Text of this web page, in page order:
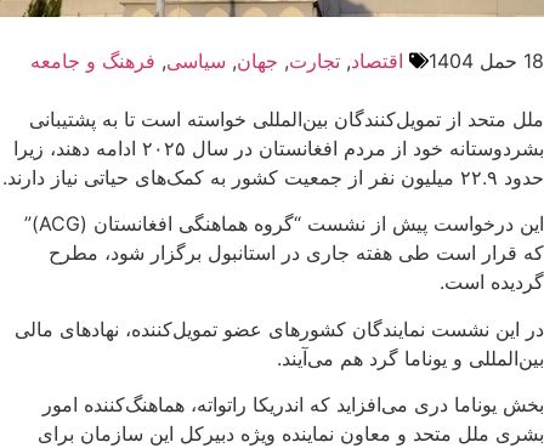
18 حمل 1404 اقتصاد, تجارت, جهان, سیاسی, فرهنگ و جامعه
ملل متحد از تمویل‌کنندگان بین‌المللی خواسته است تا به پشتیبانی
بشردوستانه خود از مردم افغانستان در سال ۲۰۲۵ ادامه دهند، زیرا
حدود ۲۲.۹ میلیون نفر از جمعیت کشور به کمک‌های حیاتی نیاز دارند.
این درخواست پیش از نشست “گروه هماهنگی افغانستان (ACG)”
که قرار است طی هفته جاری در استانبول برگزار شود، مطرح
گردیده است.
در این نشست نمایندگان کشورهای عضو تمویل‌کننده، نهادهای مالی
بین‌المللی و یوناما گرد هم می‌آیند.
بخش یوناما دری می‌افزاید که اندریکا راتواته، هماهنگ‌کننده امور
بشری ملل متحد و معاون نماینده ویژه دبیرکل این سازمان برای